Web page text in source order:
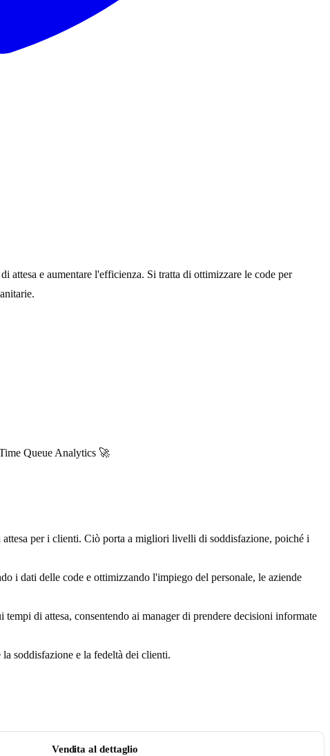
e aumentare l'efficienza. Si tratta di ottimizzare le code per
Queue Analytics 🚀
per i clienti. Ciò porta a migliori livelli di soddisfazione, poiché i
i dati delle code e ottimizzando l'impiego del personale, le aziende
di attesa, consentendo ai manager di prendere decisioni informate
soddisfazione e la fedeltà dei clienti.
Vendita al dettaglio